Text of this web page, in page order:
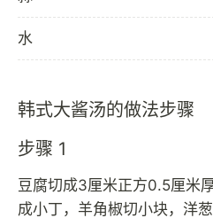
水
韩式大酱汤的做法步骤
步骤 1
豆腐切成3厘米正方0.5厘米
成小丁，羊角椒切小块，洋